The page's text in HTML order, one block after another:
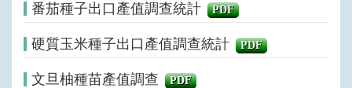
番茄種子出口產值調查統計 PDF
硬質玉米種子出口產值調查統計 PDF
文旦柚種苗產值調查 PDF